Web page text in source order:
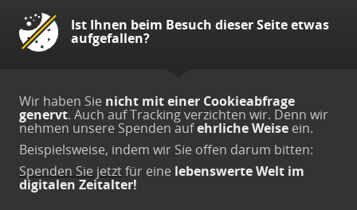
Ist Ihnen beim Besuch dieser Seite etwas
aufgefallen?
Wir haben Sie nicht mit einer Cookieabfrage
genervt. Auch auf Tracking verzichten wir. Denn wir
nehmen unsere Spenden aufehrliche Weise ein.
Beispielsweise, indem wir Sie offen darum bitten:
Spenden Sie jetztfür eine lebenswerte Welt im
digitalen Zeitalter!